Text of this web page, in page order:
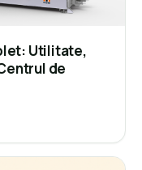
Utilitate,
de